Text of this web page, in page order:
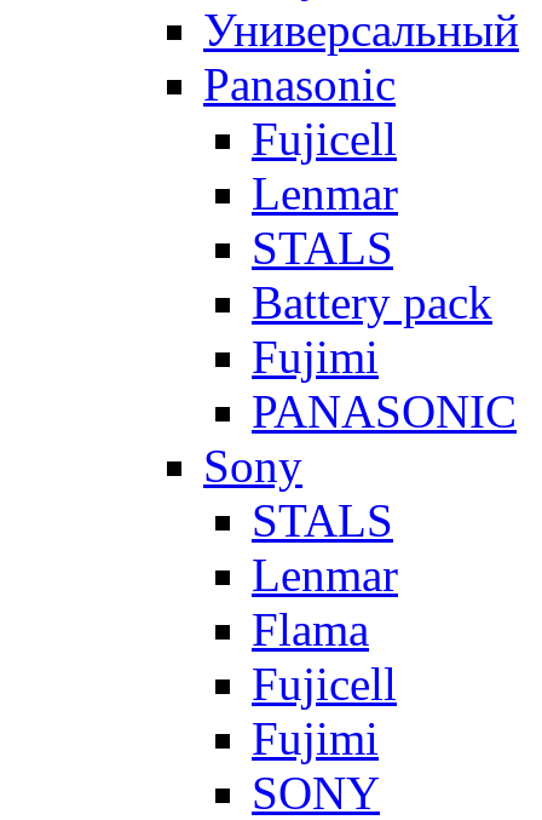
Универсальный
Panasonic
Fujicell
Lenmar
STALS
Battery pack
Fujimi
PANASONIC
Sony
STALS
Lenmar
Flama
Fujicell
Fujimi
SONY